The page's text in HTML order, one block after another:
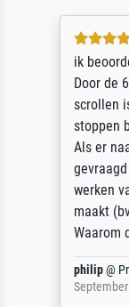
ik
Door de
scrollen
stoppen
Als er
werken
maakt
Waarom
philip@